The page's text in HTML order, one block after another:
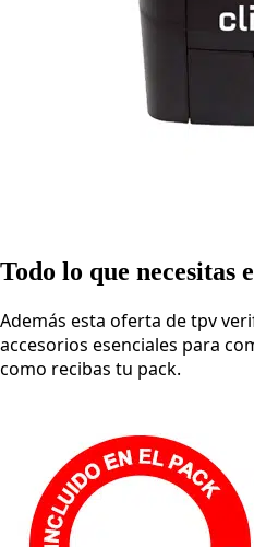
Todo lo que necesitas
Además esta oferta de tpv
accesorios esenciales para
como recibas tu pack.